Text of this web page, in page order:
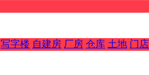
写字楼 自建房 厂房 仓库 土地 门店